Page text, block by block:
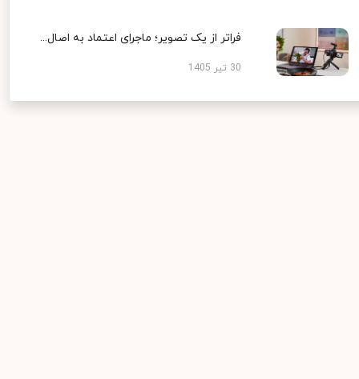
فراتر از یک تصویر؛ ماجرای اعتماد به اصال...
30 تیر 1405